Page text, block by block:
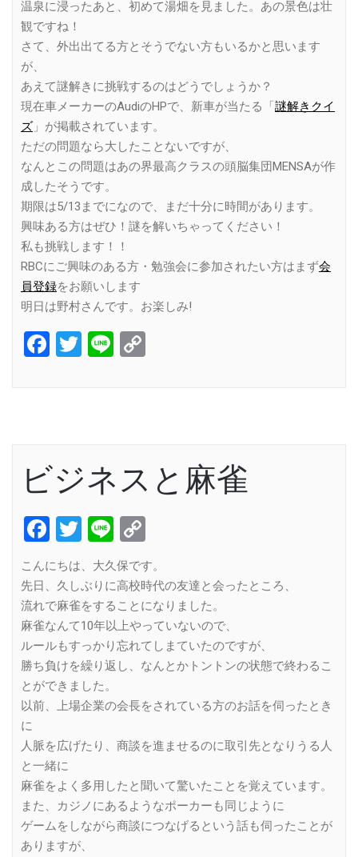
温泉に浸ったあと、初めて湯畑を見ました。あの景色は壮
観ですね！
さて、外出出てる方とそうでない方もいるかと思います
が、
あえて謎解きに挑戦するのはどうでしょうか？
現在車メーカーのAudiのHPで、新車が当たる「謎解きクイ
ズ 」が掲載されています。
ただの問題なら大したことないですが、
なんとこの問題はあの界最高クラスの頭脳集団MENSAが作
成したそうです。
期限は5/13までになので、まだ十分に時間があります。
興味ある方はぜひ！謎を解いちゃってください！
私も挑戦します！！
RBCにご興味のある方・勉強会に参加されたい方はまず会
員登録をお願いします
明日は野村さんです。お楽しみ!
Facebook
Twitter
Line
ビジネスと麻雀
Facebook
Twitter
Line
Link
こんにちは、大久保です。
先日、久しぶりに高校時代の友達と会ったところ、
流れで麻雀をすることになりました。
麻雀なんて10年以上やっていないので、
ルールもすっかり忘れてしまていたのですが、
勝ち負けを繰り返し、なんとかトントンの状態で終わるこ
とができました。
以前、上場企業の会長をされている方のお話を伺ったとき
に
人脈を広げたり、商談を進ませるのに取引先となりうる人
と一緒に
麻雀をよく多用したと聞いて驚いたことを覚えています。
また、カジノにあるようなポーカーも同じように
ゲームをしながら商談につなげるという話も伺ったことが
ありますが、